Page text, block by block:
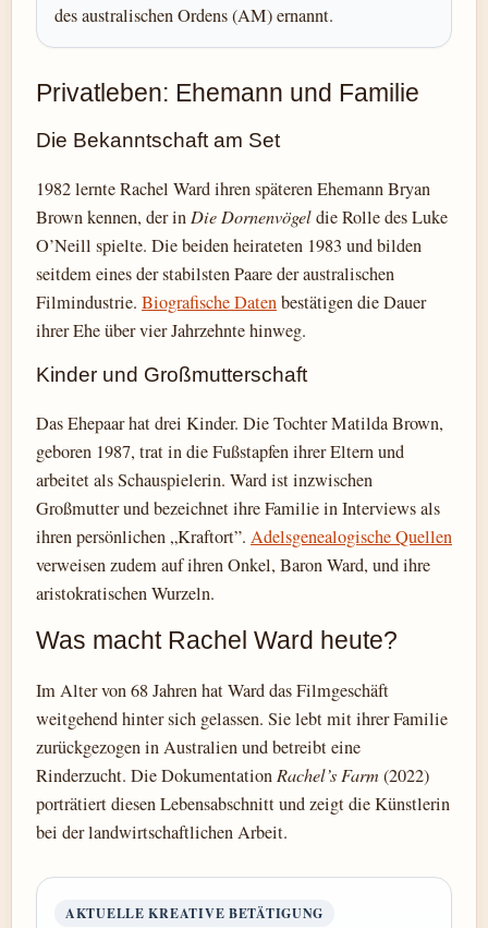
des australischen Ordens (AM) ernannt.
Privatleben: Ehemann und Familie
Die Bekanntschaft am Set
1982 lernte Rachel Ward ihren späteren Ehemann Bryan
Brown kennen, der in Die Dornenvögeldie Rolle des Luke
O’Neill spielte. Die beiden heirateten 1983 und bilden
seitdem eines der stabilsten Paare der australischen
Filmindustrie. Biografische Datenbestätigen die Dauer
ihrer Ehe über vier Jahrzehnte hinweg.
Kinder und Großmutterschaft
Das Ehepaar hat drei Kinder. Die Tochter Matilda Brown,
geboren 1987, trat in die Fußstapfen ihrer Eltern und
arbeitet als Schauspielerin. Ward ist inzwischen
Großmutter und bezeichnet ihre Familie in Interviews als
ihren persönlichen „Kraftort”. Adelsgenealogische Quellen
verweisen zudem auf ihren Onkel, Baron Ward, und ihre
aristokratischen Wurzeln.
Was macht Rachel Ward heute?
Im Alter von 68 Jahren hat Ward das Filmgeschäft
weitgehend hinter sich gelassen. Sie lebt mit ihrer Familie
zurückgezogen in Australien und betreibt eine
Rinderzucht. Die Dokumentation Rachel’s Farm(2022)
porträtiert diesen Lebensabschnitt und zeigt die Künstlerin
bei der landwirtschaftlichen Arbeit.
AKTUELLE KREATIVE BETÄTIGUNG